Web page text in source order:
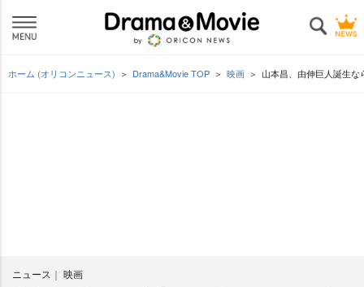
ホーム (オリコンニュース) Drama&Movie TOP 映画 山本昌、由伸巨人誕生
ニュース 映画